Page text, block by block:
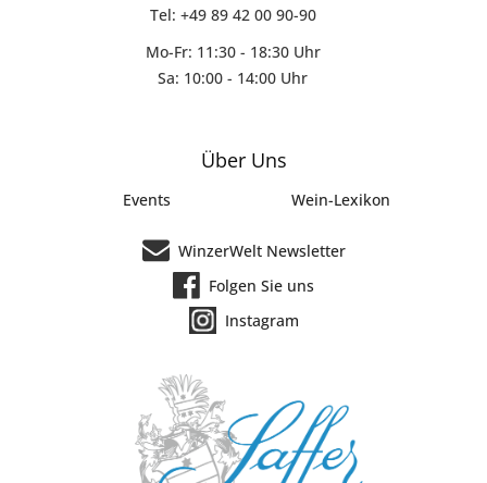
Tel: +49 89 42 00 90-90
Mo-Fr: 11:30 - 18:30 Uhr
Sa: 10:00 - 14:00 Uhr
Über Uns
Events Wein-Lexikon
WinzerWelt Newsletter
Folgen Sie uns
Instagram